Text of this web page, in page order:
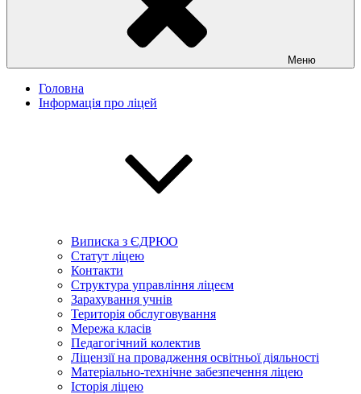
Меню
Головна
Інформація про ліцей
Виписка з ЄДРЮО
Статут ліцею
Контакти
Структура управління ліцеєм
Зарахування учнів
Територія обслуговування
Мережа класів
Педагогічний колектив
Ліцензії на провадження освітньої діяльності
Матеріально-технічне забезпечення ліцею
Історія ліцею